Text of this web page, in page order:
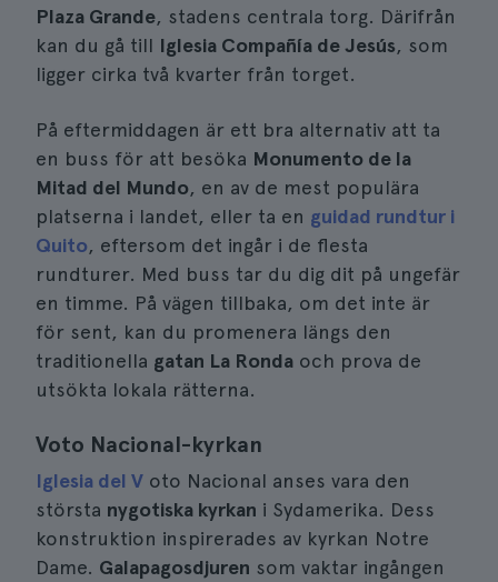
Plaza Grande, stadens centrala torg. Därifrån
kan du gå till Iglesia Compañía de Jesús, som
ligger cirka två kvarter från torget.
På eftermiddagen är ett bra alternativ att ta
en buss för att besöka Monumento de la
Mitad del Mundo, en av de mest populära
platserna i landet, eller ta en guidad rundtur i
Quito, eftersom det ingår i de flesta
rundturer. Med buss tar du dig dit på ungefär
en timme. På vägen tillbaka, om det inte är
för sent, kan du promenera längs den
traditionella gatan La Ronda och prova de
utsökta lokala rätterna.
Voto Nacional-kyrkan
Iglesia del V oto Nacional anses vara den
största nygotiska kyrkan i Sydamerika. Dess
konstruktion inspirerades av kyrkan Notre
Dame. Galapagosdjuren som vaktar ingången